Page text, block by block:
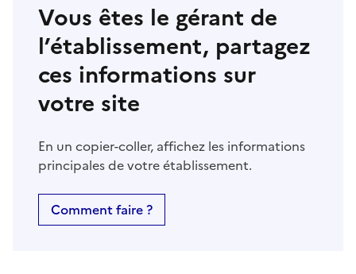
Vous êtes le gérant de
l’établissement, partagez
ces informations sur
votre site
En un copier-coller, affichez les informations
principales de votre établissement.
Comment faire ?